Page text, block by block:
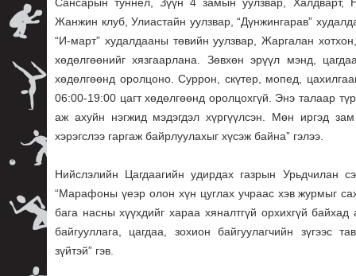
Жанжин клуб, Улиастайн уулзвар, “Дүнжингарав”
“И-март” худалдааны төвийн уулзвар, Жаргалан
хөдөлгөөнийг хязгаарлана. Зөвхөн эрүүл мэнд,
хөдөлгөөнд оролцоно. Суррон, скүтер, мопед,
06:00-19:00 цагт хөдөлгөөнд оролцохгүй. Энэ талаар
аж ахуйн нэгжид мэдэгдэл хүргүүлсэн. Мөн иргэд
хэрэгслээ гаргаж байрлуулахыг хүсэж байна” гэлээ.
Нийслэлийн Цагдаагийн удирдах газрын Урьдчилан
“Марафоны үеэр олон хүн цуглах учраас хэв журмыг
бага насны хүүхдийг хараа хяналтгүй орхихгүй
байгууллага, цагдаа, зохион байгуулагчийн зүгээс
зүйтэй” гэв.